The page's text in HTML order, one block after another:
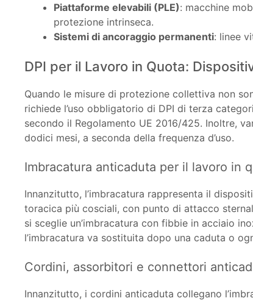
Piattaforme elevabili (PLE): macchine
protezione intrinseca.
Sistemi di ancoraggio permanenti: linee
DPI per il Lavoro in Quota:
Quando le misure di protezione collettiva non
richiede l’uso obbligatorio di DPI di terza
secondo il Regolamento UE 2016/425. Inoltre,
dodici mesi, a seconda della frequenza d’uso.
Imbracatura anticaduta per il lavoro in
Innanzitutto, l’imbracatura rappresenta il
toracica più cosciali, con punto di attacco
si sceglie un’imbracatura con fibbie in acciaio
l’imbracatura va sostituita dopo una caduta o
Cordini, assorbitori e connettori
Innanzitutto, i cordini anticaduta collegano